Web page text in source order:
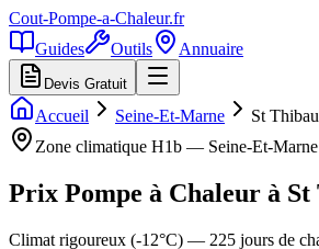
Cout-Pompe-a-Chaleur.fr
Guides
Outils Annuaire
Devis Gratuit
Accueil Seine-Et-Marne
St
Zone climatique H1b — Seine-Et-Marne
Prix Pompe à Chaleur à St
Climat rigoureux (-12°C) — 225 jours de